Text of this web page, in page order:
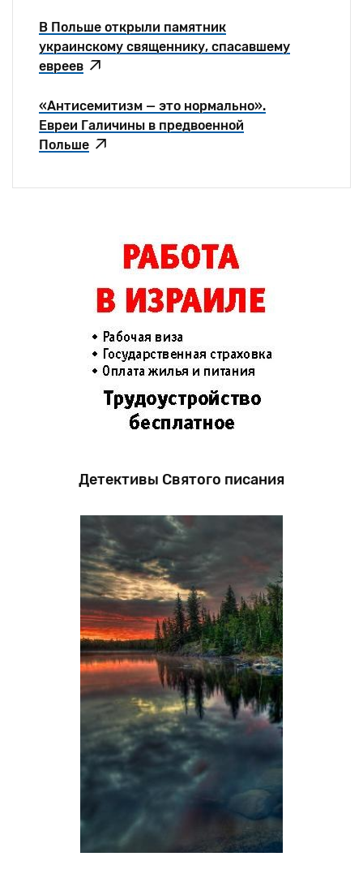
В Польше открыли памятник
украинскому священнику, спасавшему
евреев
«Антисемитизм — это нормально».
Евреи Галичины в предвоенной
Польше
Детективы Святого писания